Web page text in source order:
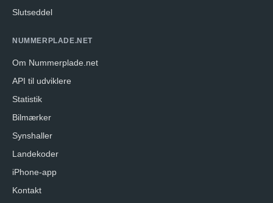
Slutseddel
NUMMERPLADE.NET
Om Nummerplade.net
API til udviklere
Statistik
Bilmærker
Synshaller
Landekoder
iPhone-app
Kontakt